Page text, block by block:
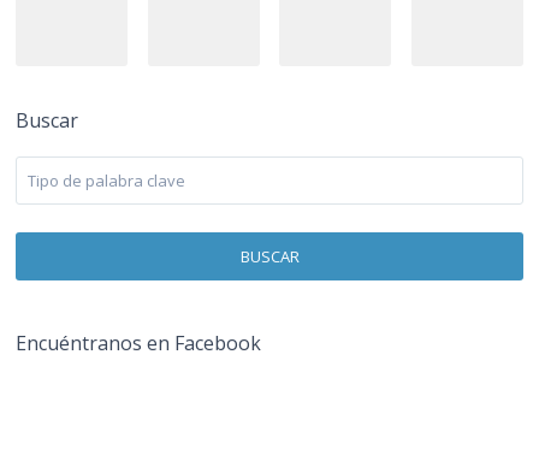
Buscar
BUSCAR
Encuéntranos en Facebook